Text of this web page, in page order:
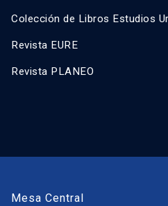
Colección de Libros Estudios
Revista EURE
Revista PLANEO
Mesa Central